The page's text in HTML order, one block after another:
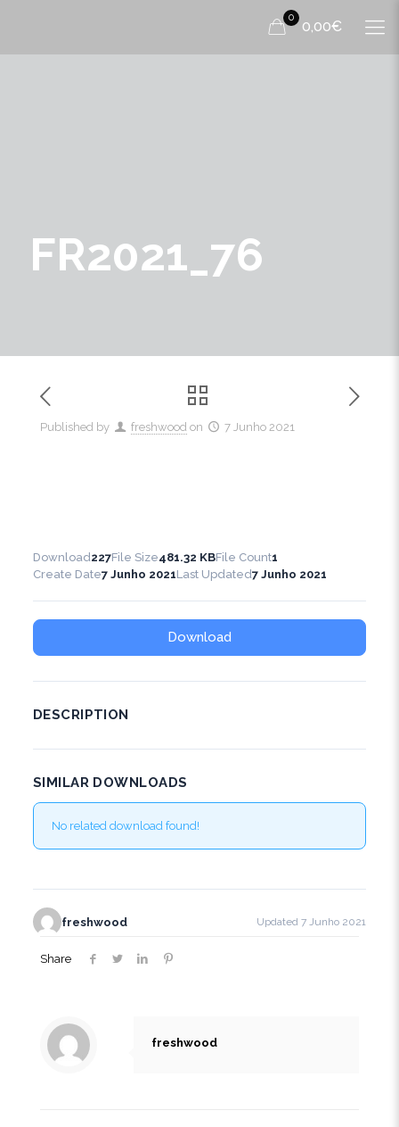
0
0,00€
FR2021_76
Published by freshwood on 7 Junho 2021
Download227File Size481.32 KBFile Count1
Create Date7 Junho 2021Last Updated7 Junho 2021
Download
DESCRIPTION
SIMILAR DOWNLOADS
No related download found!
freshwood Updated 7 Junho 2021
Share
freshwood